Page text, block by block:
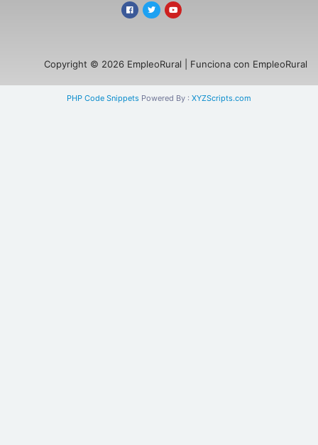
Copyright © 2026 EmpleoRural | Funciona con EmpleoRural
PHP Code Snippets Powered By : XYZScripts.com